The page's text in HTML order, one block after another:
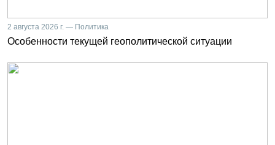
2 августа 2026 г. — Политика
Особенности текущей геополитической ситуации